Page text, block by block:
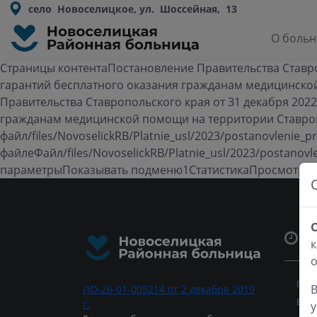
село Новоселицкое, ул. Шоссейная, 13
О
Страницы контентаПостановление Правительства
гарантий бесплатного оказания гражданам
Правительства Ставропольского края от 31 декабря
гражданам медицинской помощи на территории
файл/files/NovoselickRB/Platnie_usl/2023/
файлеФайл/files/NovoselickRB/Platnie_usl/2023/
параметрыПоказывать подменю1СтатистикаПросмотров0
ЛО-26-01-005214 от 2 декабря 2019
г.